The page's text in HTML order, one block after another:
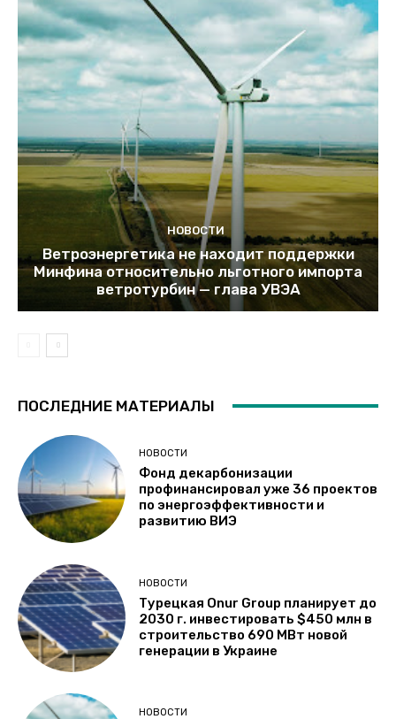
НОВОСТИ
Ветроэнергетика не находит поддержки
Минфина относительно льготного импорта
ветротурбин — глава УВЭА
ПОСЛЕДНИЕ МАТЕРИАЛЫ
НОВОСТИ
Фонд декарбонизации
профинансировал уже 36 проектов
по энергоэффективности и
развитию ВИЭ
НОВОСТИ
Турецкая Onur Group планирует до
2030 г. инвестировать $450 млн в
строительство 690 МВт новой
генерации в Украине
НОВОСТИ